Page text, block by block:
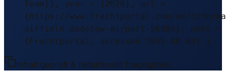
Team}}, year = {2026}, url =
{https://www.frachtportal.com/de/
airfield-dedelow-airport-26984}, note =
{Frachtportal, accessed 2026-08-08} }
Inhalt geprüft & redaktionell freigegeben.